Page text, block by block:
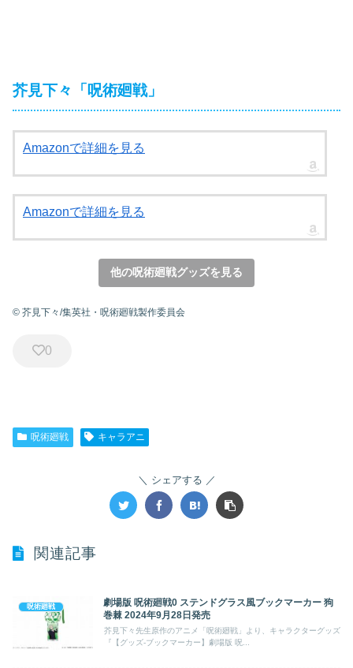
芥見下々「呪術廻戦」
Amazonで詳細を見る
Amazonで詳細を見る
他の呪術廻戦グッズを見る
© 芥見下々/集英社・呪術廻戦製作委員会
0
呪術廻戦 キャラアニ
シェアする
関連記事
呪術廻戦
劇場版 呪術廻戦0 ステンドグラス風ブックマーカー 狗
巻棘 2024年9月28日発売
芥見下々先生原作のアニメ「呪術廻戦」より、キャラクターグッズ
『【グッズ-ブックマーカー】劇場版 呪...